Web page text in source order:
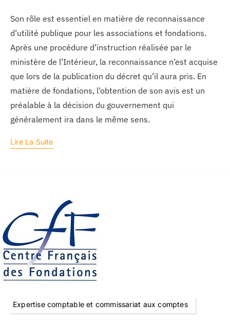
Son rôle est essentiel en matière de reconnaissance
d’utilité publique pour les associations et fondations.
Après une procédure d’instruction réalisée par le
ministère de l’Intérieur, la reconnaissance n’est acquise
que lors de la publication du décret qu’il aura pris. En
matière de fondations, l’obtention de son avis est un
préalable à la décision du gouvernement qui
généralement ira dans le même sens.
Lire La Suite
Expertise comptable et commissariat aux comptes